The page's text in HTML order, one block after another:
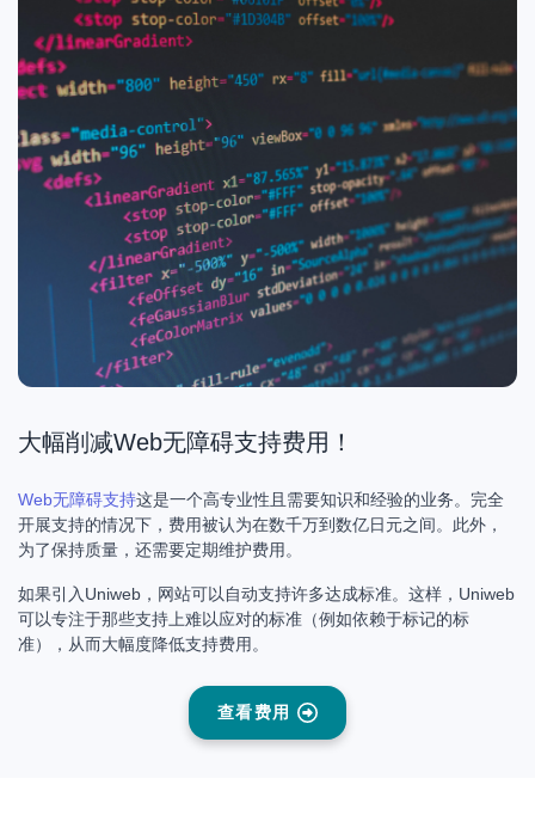
大幅削减Web无障碍支持费用！
Web无障碍支持这是一个高专业性且需要知识和经验的业务。完全
开展支持的情况下，费用被认为在数千万到数亿日元之间。此外，
为了保持质量，还需要定期维护费用。
如果引入Uniweb，网站可以自动支持许多达成标准。这样，Uniweb
可以专注于那些支持上难以应对的标准（例如依赖于标记的标
准），从而大幅度降低支持费用。
查看费用